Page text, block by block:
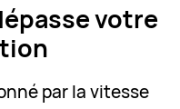
votre
par la vitesse